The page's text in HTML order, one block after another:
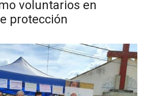
voluntarios en
protección